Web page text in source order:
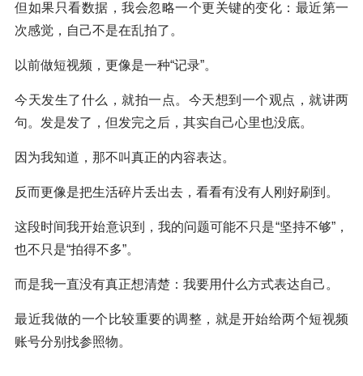
但如果只看数据，我会忽略一个更关键的变化：最近第一
次感觉，自己不是在乱拍了。
以前做短视频，更像是一种“记录”。
今天发生了什么，就拍一点。今天想到一个观点，就讲两
句。发是发了，但发完之后，其实自己心里也没底。
因为我知道，那不叫真正的内容表达。
反而更像是把生活碎片丢出去，看看有没有人刚好刷到。
这段时间我开始意识到，我的问题可能不只是“坚持不够”，
也不只是“拍得不多”。
而是我一直没有真正想清楚：我要用什么方式表达自己。
最近我做的一个比较重要的调整，就是开始给两个短视频
账号分别找参照物。